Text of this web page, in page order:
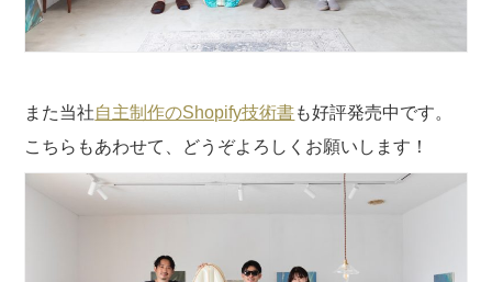
また当社自主制作のShopify技術書も好評発売中です。
こちらもあわせて、どうぞよろしくお願いします！